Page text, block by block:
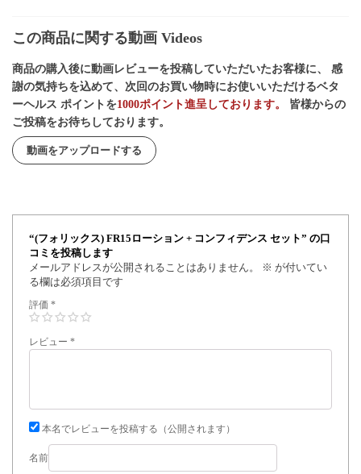
この商品に関する動画 Videos
商品の購入後に動画レビューを投稿していただいたお客様に、 感
謝の気持ちを込めて、次回のお買い物時にお使いいただけるベタ
ーヘルス ポイントを1000ポイント進呈しております。
皆様からの
ご投稿をお待ちしております。
動画をアップロードする
“(フォリックス) FR15ローション + コンフィデンス セット” の口
コミを投稿します
メールアドレスが公開されることはありません。
※ が付いてい
る欄は必須項目です
評価 *
レビュー *
本名でレビューを投稿する（公開されます）
名前